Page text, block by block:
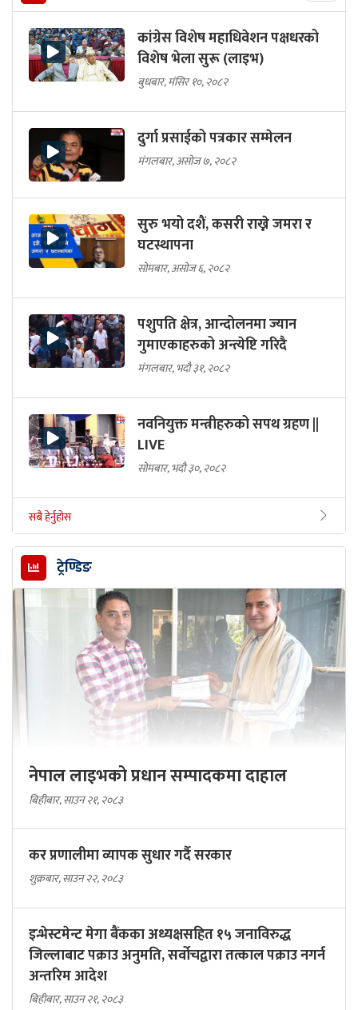
कांग्रेस विशेष महाधिवेशन पक्षधरको
विशेष भेला सुरू (लाइभ)
बुधबार, मंसिर १०, २०८२
दुर्गा प्रसाईको पत्रकार सम्मेलन
मंगलबार, असोज ७, २०८२
सुरु भयो दशैं, कसरी राख्ने जमरा र
घटस्थापना
सोमबार, असोज ६, २०८२
पशुपति क्षेत्र, आन्दोलनमा ज्यान
गुमाएकाहरुको अन्त्येष्टि गरिदै
मंगलबार, भदौ ३१, २०८२
नवनियुक्त मन्त्रीहरुको सपथ ग्रहण ||
LIVE
सोमबार, भदौ ३०, २०८२
सबै हेर्नुहोस
ट्रेण्डिङ
नेपाल लाइभको प्रधान सम्पादकमा दाहाल
बिहीबार, साउन २१, २०८३
कर प्रणालीमा व्यापक सुधार गर्दै सरकार
शुक्रबार, साउन २२, २०८३
इन्भेस्टमेन्ट मेगा बैंकका अध्यक्षसहित १५ जनाविरुद्ध
जिल्लाबाट पक्राउ अनुमति, सर्वोचद्वारा तत्काल पक्राउ नगर्न
अन्तरिम आदेश
बिहीबार, साउन २१, २०८३